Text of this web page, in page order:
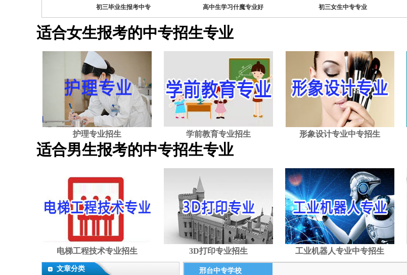
初三毕业生报考中专 高中生学习什魔专业好 初三女生中专专业
适合女生报考的中专招生专业
护理专业招生 学前教育专业招生 形象设计专业中专招生
适合男生报考的中专招生专业
电梯工程技术专业招生 3D打印专业招生 工业机器人专业中专招生
文章分类 邢台中专学校